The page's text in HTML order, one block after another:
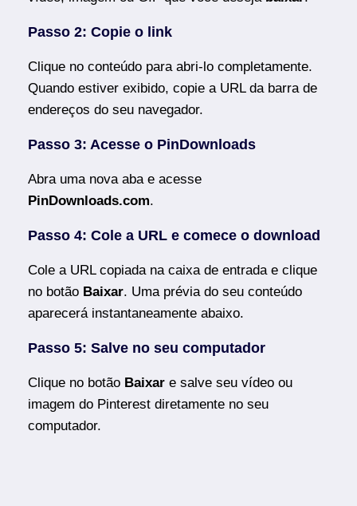
Passo 2: Copie o link
Clique no conteúdo para abri-lo completamente.
Quando estiver exibido, copie a URL da barra de
endereços do seu navegador.
Passo 3: Acesse o PinDownloads
Abra uma nova aba e acesse
PinDownloads.com.
Passo 4: Cole a URL e comece o download
Cole a URL copiada na caixa de entrada e clique
no botão Baixar. Uma prévia do seu conteúdo
aparecerá instantaneamente abaixo.
Passo 5: Salve no seu computador
Clique no botão Baixar e salve seu vídeo ou
imagem do Pinterest diretamente no seu
computador.